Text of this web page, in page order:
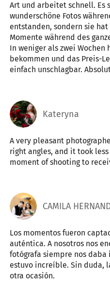
Art und arbeitet schnell. Es
wunderschöne Fotos
entstanden, sondern sie
Momente während des
In weniger als zwei
bekommen und das Preis-
einfach unschlagbar.
Kateryna
A very pleasant
right angles, and it took
moment of shooting to
CAMILA
Los momentos fueron
auténtica. A nosotros nos
fotógrafa siempre nos
estuvo increíble. Sin duda,
otra ocasión.